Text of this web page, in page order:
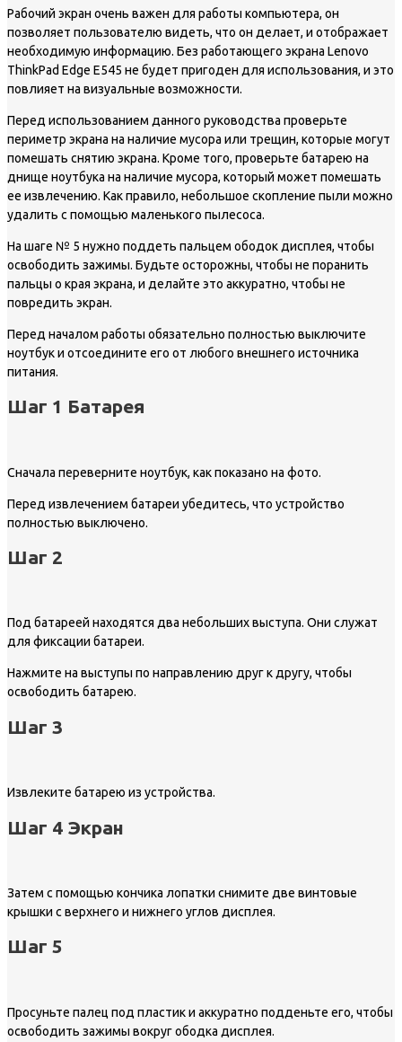
Рабочий экран очень важен для работы компьютера, он
позволяет пользователю видеть, что он делает, и отображает
необходимую информацию. Без работающего экрана Lenovo
ThinkPad Edge E545 не будет пригоден для использования, и это
повлияет на визуальные возможности.
Перед использованием данного руководства проверьте
периметр экрана на наличие мусора или трещин, которые могут
помешать снятию экрана. Кроме того, проверьте батарею на
днище ноутбука на наличие мусора, который может помешать
ее извлечению. Как правило, небольшое скопление пыли можно
удалить с помощью маленького пылесоса.
На шаге № 5 нужно поддеть пальцем ободок дисплея, чтобы
освободить зажимы. Будьте осторожны, чтобы не поранить
пальцы о края экрана, и делайте это аккуратно, чтобы не
повредить экран.
Перед началом работы обязательно полностью выключите
ноутбук и отсоедините его от любого внешнего источника
питания.
Шаг 1 Батарея
Сначала переверните ноутбук, как показано на фото.
Перед извлечением батареи убедитесь, что устройство
полностью выключено.
Шаг 2
Под батареей находятся два небольших выступа. Они служат
для фиксации батареи.
Нажмите на выступы по направлению друг к другу, чтобы
освободить батарею.
Шаг 3
Извлеките батарею из устройства.
Шаг 4 Экран
Затем с помощью кончика лопатки снимите две винтовые
крышки с верхнего и нижнего углов дисплея.
Шаг 5
Просуньте палец под пластик и аккуратно подденьте его, чтобы
освободить зажимы вокруг ободка дисплея.